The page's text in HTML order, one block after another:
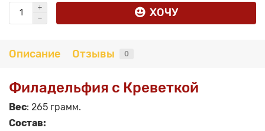
ХОЧУ
Описание Отзывы 0
Филадельфия с Креветкой
Вес: 265 грамм.
Состав: